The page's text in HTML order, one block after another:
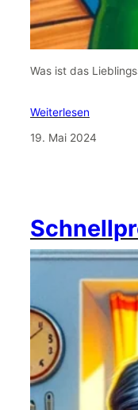
Was ist das
Weiterlesen
19. Mai 2024